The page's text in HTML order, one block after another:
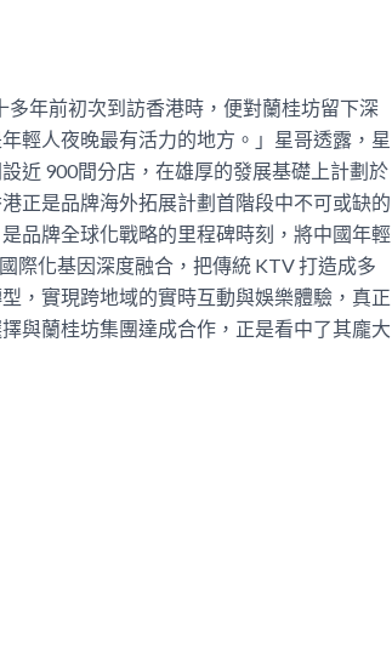
多年前初次到訪香港時，便對蘭桂坊留下深
輕人夜晚最有活力的地方。」星哥透露，星
近 900間分店，在雄厚的發展基礎上計劃於
正是品牌海外拓展計劃首階段中不可或缺的
品牌全球化戰略的里程碑時刻，將中國年輕
際化基因深度融合，把傳統 KTV 打造成多
，實現跨地域的實時互動與娛樂體驗，真正
與蘭桂坊集團達成合作，正是看中了其龐大